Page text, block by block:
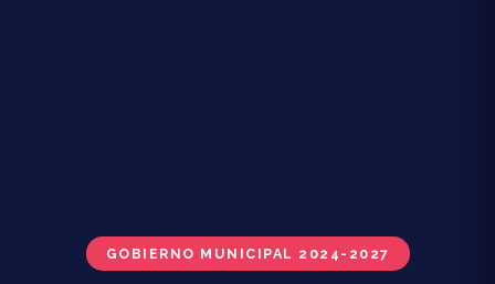
GOBIERNO MUNICIPAL 2024-2027